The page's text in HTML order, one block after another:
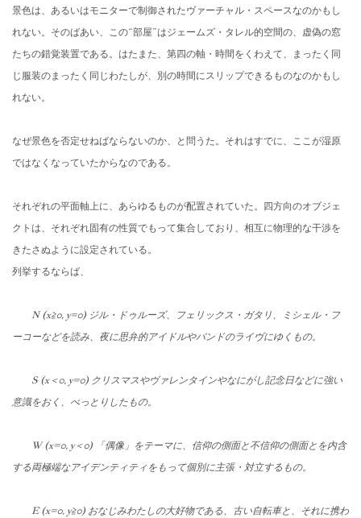
景色は、あるいはモニターで制御されたヴァーチャル・ スペースなのかもし
れない。そのばあい、この“部屋”はジェームズ・タレル的空間の、虚偽の窓
たちの錯覚装置である。 はたまた、第四の軸・時間をくわえて、
まったく同
じ服装のまったく同じわたしが、 別の時間にスリップできるものなのかもし
れない。
なぜ景色を否定せねばならないのか、と問うた。それはすでに、 ここが湿原
ではなくなっていたからなのである。
それぞれの平面軸上に、あらゆるものが配置されていた。 四方向のオブジェ
クトは、 それぞれ固有の性質でもって集合しており、 相互に物理的な干渉を
きたさぬように設定されている。
列挙するならば、
N (x≧0, y=0) ジル・ドゥルーズ、フェリックス・ガタリ、ミシェル・ フ
ーコーなどを読み、 夜に思弁的アイドルやバンドのライヴにゆくもの。
S (x＜0, y=0) クリスマスやヴァレンタインやなにがし記念日などに強い
意識をおく、べっとりしたもの。
W (x=0, y＜0) 「偶像」をテーマに、 信仰の側面と不信仰の側面とを内含
する両極端なアイデンティティをもって個別に主張・対立するもの。
E (x=0, y≧0) おなじみわたしの大好物である、古い自転車と、
それに携わ